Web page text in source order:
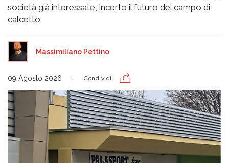
società già interessate, incerto il futuro del campo di
calcetto
Massimiliano Pettino
09 Agosto 2026 Condividi